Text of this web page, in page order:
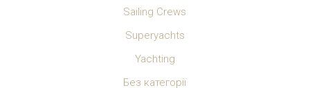
Sailing Crews
Superyachts
Yachting
Без категорії